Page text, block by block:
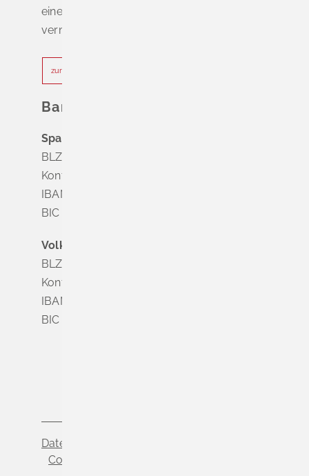
einen Termin, um Wartezeiten zu
vermeiden.
zur Terminvereinbarung
Bankverbindung
Sparkasse Markgräflerland Müllheim
BLZ 683 518 65
Konto Nr. 8 028 524
IBAN DE63 6835 1865 0008 0285 24
BIC SOLADES1MGL
Volksbank Dreiländereck
BLZ 683 900 00
Konto Nr. 3 500 004
IBAN DE56 6839 0000 0003 5000 04
BIC VOLODE66
Datenschutz
Cookie-Einstellungen